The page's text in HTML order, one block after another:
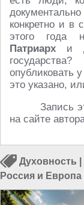
конкретно и в
этого года
Патриарх и
опубликовать
это указано,
Запись
на сайте
Духовность
Россия и Европа
Россия и Запад